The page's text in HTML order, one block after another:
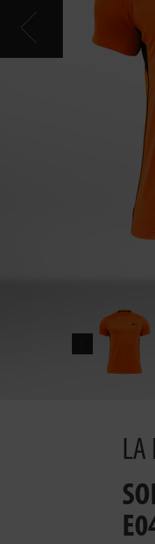
LA